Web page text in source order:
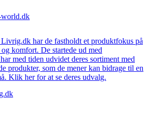
world.dk
Livrig.dk har de fastholdt et produktfokus på
komfort. De startede ud med
med tiden udvidet deres sortiment med
produkter, som de mener kan bidrage til en
Klik her for at se deres udvalg.